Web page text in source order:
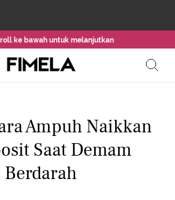
ke bawah untuk melanjutkan
Ampuh Naikkan
Saat Demam
Berdarah